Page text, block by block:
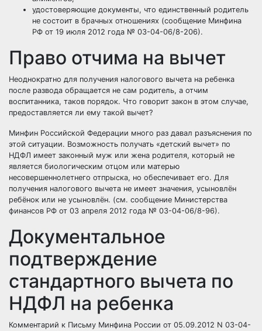
удостоверяющие документы, что единственный родитель
не состоит в брачных отношениях (сообщение Минфина
РФ от 19 июля 2012 года № 03-04-06/8-206).
Право отчима на вычет
Неоднократно для получения налогового вычета на ребенка
после развода обращается не сам родитель, а отчим
воспитанника, таков порядок. Что говорит закон в этом случае,
предоставляется ли ему такой вычет?
Минфин Российской Федерации много раз давал разъяснения по
этой ситуации. Возможность получать «детский вычет» по
НДФЛ имеет законный муж или жена родителя, который не
является биологическим отцом или матерью
несовершеннолетнего отпрыска, но обеспечивает его. Для
получения налогового вычета не имеет значения, усыновлён
ребёнок или не усыновлён. (см. сообщение Министерства
финансов РФ от 03 апреля 2012 года № 03-04-06/8-96).
Документальное
подтверждение
стандартного вычета по
НДФЛ на ребенка
Комментарий к Письму Минфина России от 05.09.2012 N 03-04-